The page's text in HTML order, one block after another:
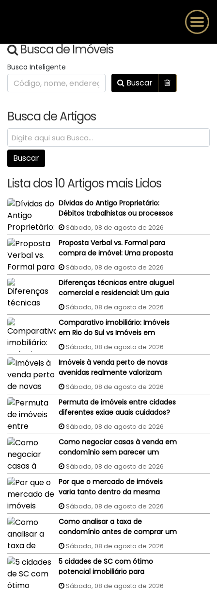
Busca de Imóveis
Busca Inteligente
Buscar
Busca de Artigos
Lista dos 10 Artigos mais Lidos
Dívidas do Antigo Proprietário:
Débitos trabalhistas ou processos
judiciais do vendedor podem
penhorar o imóvel recém-
comprado?
Sábado, 08 de agosto de 2026
Proposta Verbal vs. Formal para
compra de imóvel: Uma proposta
aceita por WhatsApp ou e-mail
tem validade jurídica?
Sábado, 08 de agosto de 2026
Diferenças técnicas entre aluguel
comercial e residencial: Um guia
completo
Sábado, 08 de agosto de 2026
Comparativo imobiliário: Imóveis
em Rio do Sul vs Imóveis em
Florianópolis (interior x capital)
Sábado, 08 de agosto de 2026
Imóveis à venda perto de novas
avenidas realmente valorizam
mais?Sábado, 08 de agosto de 2026
Permuta de imóveis entre cidades
diferentes exige quais cuidados?
Sábado, 08 de agosto de 2026
Como negociar casas à venda em
condomínio sem parecer um
comprador despreparado?
Sábado, 08 de agosto de 2026
Por que o mercado de imóveis
varia tanto dentro da mesma
cidade?
Sábado, 08 de agosto de 2026
Como analisar a taxa de
condomínio antes de comprar um
imóvel?
Sábado, 08 de agosto de 2026
5 cidades de SC com ótimo
potencial imobiliário para
investidores
Sábado, 08 de agosto de 2026